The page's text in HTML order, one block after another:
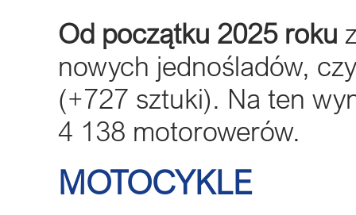
Od początku 2025 roku
nowych jednośladów,
(+727 sztuki). Na ten
4 138 motorowerów.
MOTOCYKLE